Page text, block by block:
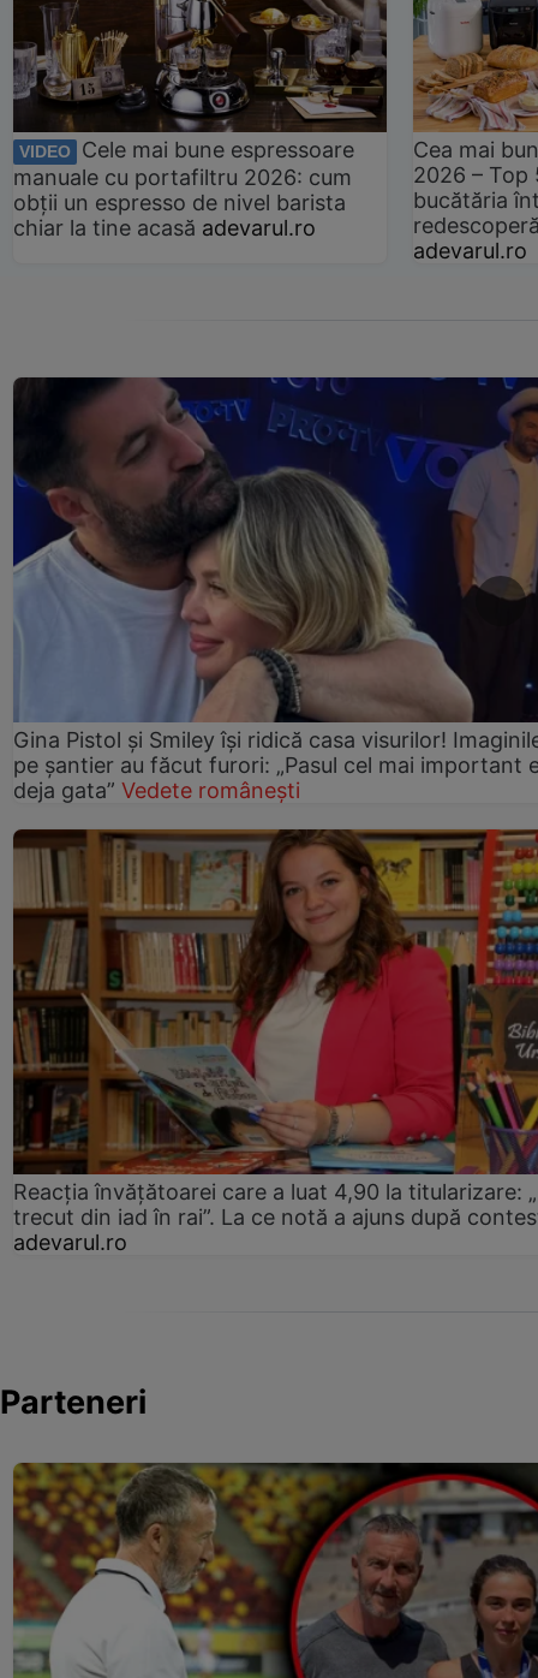
VIDEO
Cele mai bune espressoare
manuale cu portafiltru 2026: cum
obții un espresso de nivel barista
chiar la tine acasă adevarul.ro
Cea mai
2026 –
bucătăria
adevarul.ro
Gina Pistol și Smiley își ridică casa visurilor!
pe șantier au făcut furori: „Pasul cel mai important
deja gata” Vedete românești
Reacția învățătoarei care a luat 4,90 la titularizare:
trecut din iad în rai”. La ce notă a ajuns după
adevarul.ro
Parteneri